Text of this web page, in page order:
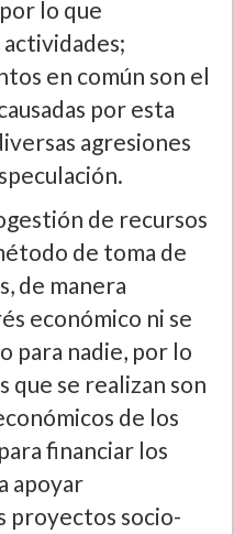
lo que
en común son el
por esta
agresiones
de recursos
de toma de
de manera
económico ni se
para nadie, por lo
que se realizan son
de los
financiar los
apoyar
proyectos socio-